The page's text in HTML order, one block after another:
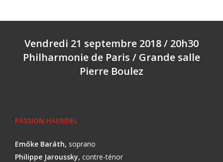
Vendredi 21 septembre 2018 / 20h30
Philharmonie de Paris / Grande salle
Pierre Boulez
PASSION HAENDEL
Emőke Baráth, soprano
Philippe Jaroussky,contre-ténor